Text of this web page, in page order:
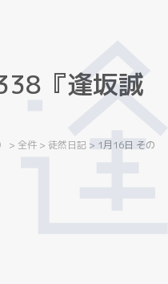
38 『逢坂誠
> 全件 > 徒然日記 > 1月16日 その